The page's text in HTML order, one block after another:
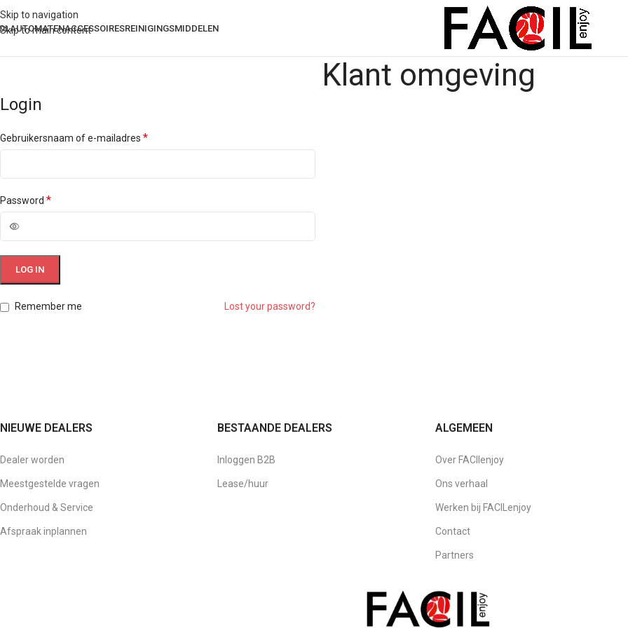
Skip to navigation
Skip to main contentACCESSOIRESREINIGINGSMIDDELEN
Klant omgeving
Login
Gebruikersnaam of e-mailadres *
Password *
LOG IN
Lost your password?
Remember me
NIEUWE DEALERS
Dealer worden
Meestgestelde vragen
Onderhoud & Service
Afspraak inplannen
BESTAANDE DEALERS
Inloggen B2B
Lease/huur
ALGEMEEN
Over FACIlenjoy
Ons verhaal
Werken bij FACILenjoy
Contact
Partners